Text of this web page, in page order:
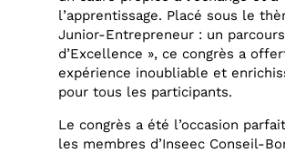
l’apprentissage. Placé sous le
Junior-Entrepreneur : un parcours
d’Excellence », ce congrès a
expérience inoubliable et
pour tous les participants.
Le congrès a été l’occasion
les membres d’Inseec Conseil-